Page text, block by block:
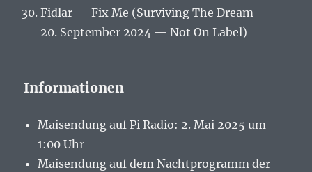
Fidlar — Fix Me (Surviving The Dream —
20. September 2024 — Not On Label)
Informationen
Maisendung auf Pi Radio: 2. Mai 2025 um
1:00 Uhr
Maisendung auf dem Nachtprogramm der